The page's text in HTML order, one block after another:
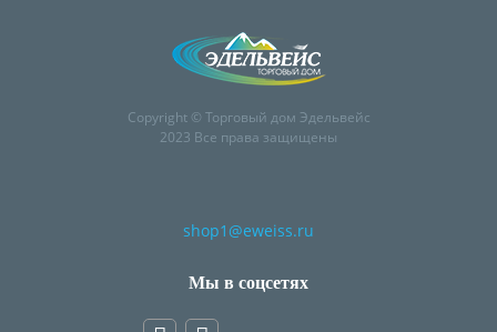
Copyright © Торговый дом Эдельвейс
2023 Все права защищены
shop1@eweiss.ru
Мы в соцсетях